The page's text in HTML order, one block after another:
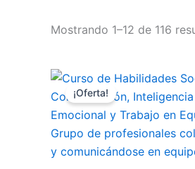
Mostrando 1–12 de 116
¡Oferta!
El
precio
original
era:
96,25 €.
El
precio
actual
es:
77,00 €.